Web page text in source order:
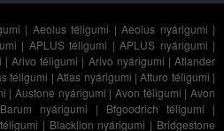
| Aeolus téligumi |Aeolus nyárigumi |
| APLUS téligumi |APLUS nyárigumi |
|Arivo téligumi | Arivo nyárigumi |Atlander
téligumi |Atlas nyárigumi |Atturo téligumi |
|Austone nyárigumi |Avon téligumi |Avon
Barum nyárigumi | Bfgoodrich téligumi |
| Blacklion nyárigumi | Bridgestone